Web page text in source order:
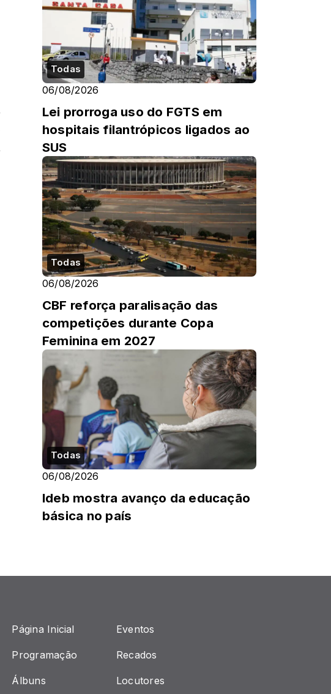
Todas
06/08/2026
Lei prorroga uso do FGTS em
hospitais filantrópicos ligados ao
SUS
Todas
06/08/2026
CBF reforça paralisação das
competições durante Copa
Feminina em 2027
Todas
06/08/2026
Ideb mostra avanço da educação
básica no país
Página Inicial
Programação
Álbuns
Eventos
Recados
Locutores